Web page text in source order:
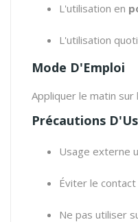
L'utilisation en
L'utilisation
Mode D'Emploi
Appliquer le matin
Précautions
Usage externe
Éviter le
Ne pas utiliser